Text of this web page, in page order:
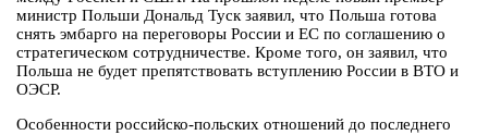
министр Польши Дональд Туск заявил, что Польша готова
снять эмбарго на переговоры России и ЕС по соглашению о
стратегическом сотрудничестве. Кроме того, он заявил, что
Польша не будет препятствовать вступлению России в ВТО и
ОЭСР.
Особенности российско-польских отношений до последнего